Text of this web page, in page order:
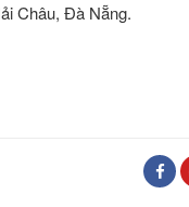
Châu, Đà Nẵng.